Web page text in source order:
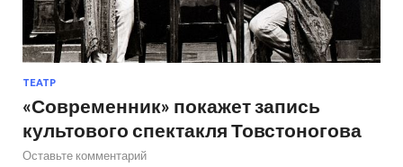
ТЕАТР
«Современник» покажет запись
культового спектакля Товстоногова
Оставьте комментарий